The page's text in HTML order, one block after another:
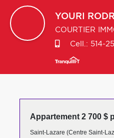
YOURI
COURTIER
Cell.: 514-
Appartement 2 700 $
Saint-Lazare (Centre Saint-